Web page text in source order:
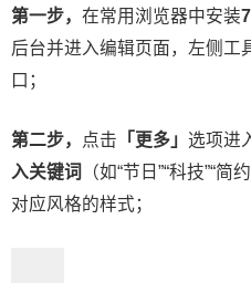
第一步， 在常用浏览器中安装
后台并进入编辑页面，左侧工
口；
第二步， 点击 「更多」 选项进
入关键词
（如“节日”“科技”“
对应风格的样式；